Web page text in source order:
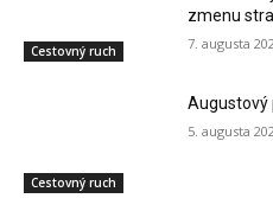
Cestovný ruch
zmenu
7. augusta
Cestovný ruch
Augustový
5. augusta